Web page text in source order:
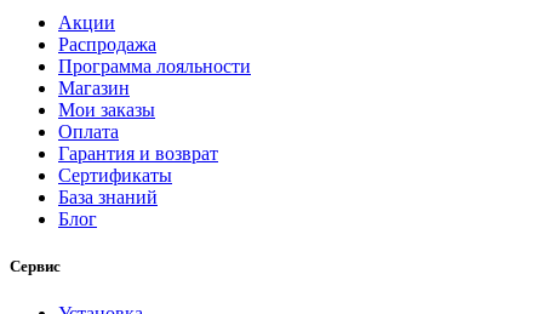
Акции
Распродажа
Программа лояльности
Магазин
Мои заказы
Оплата
Гарантия и возврат
Сертификаты
База знаний
Блог
Сервис